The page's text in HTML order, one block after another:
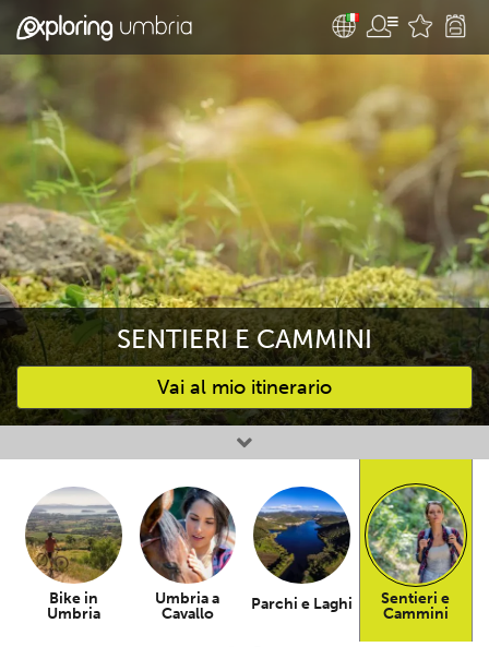
SENTIERI E CAMMINI
Vai al mio itinerario
Attività preferite
Bike in
Umbria
Umbria a
Cavallo
Parchi e Laghi
Sentieri e
Cammini